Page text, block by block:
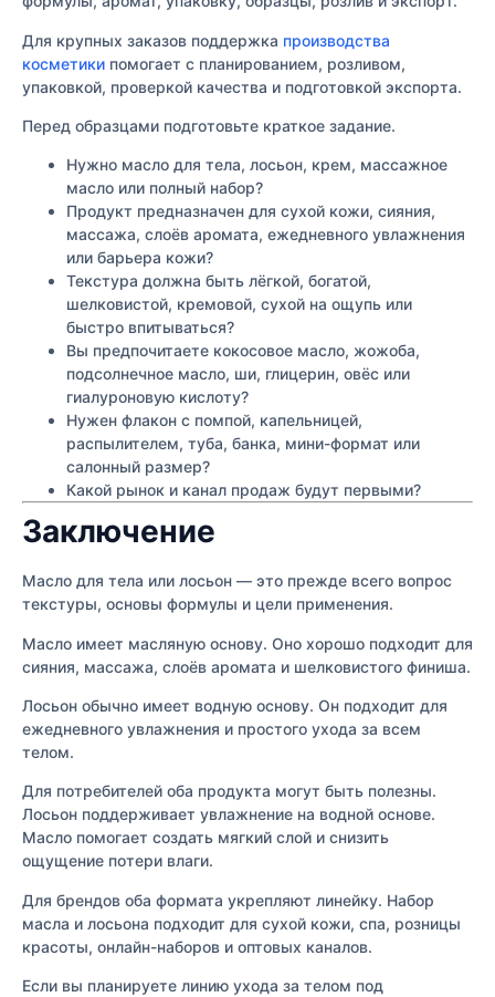
Для крупных заказов поддержка производства
косметики помогает с планированием, розливом,
упаковкой, проверкой качества и подготовкой экспорта.
Перед образцами подготовьте краткое задание.
Нужно масло для тела, лосьон, крем, массажное
масло или полный набор?
Продукт предназначен для сухой кожи, сияния,
массажа, слоёв аромата, ежедневного увлажнения
или барьера кожи?
Текстура должна быть лёгкой, богатой,
шелковистой, кремовой, сухой на ощупь или
быстро впитываться?
Вы предпочитаете кокосовое масло, жожоба,
подсолнечное масло, ши, глицерин, овёс или
гиалуроновую кислоту?
Нужен флакон с помпой, капельницей,
распылителем, туба, банка, мини-формат или
салонный размер?
Какой рынок и канал продаж будут первыми?
Заключение
Масло для тела или лосьон — это прежде всего вопрос
текстуры, основы формулы и цели применения.
Масло имеет масляную основу. Оно хорошо подходит для
сияния, массажа, слоёв аромата и шелковистого финиша.
Лосьон обычно имеет водную основу. Он подходит для
ежедневного увлажнения и простого ухода за всем
телом.
Для потребителей оба продукта могут быть полезны.
Лосьон поддерживает увлажнение на водной основе.
Масло помогает создать мягкий слой и снизить
ощущение потери влаги.
Для брендов оба формата укрепляют линейку. Набор
масла и лосьона подходит для сухой кожи, спа, розницы
красоты, онлайн-наборов и оптовых каналов.
Если вы планируете линию ухода за телом под